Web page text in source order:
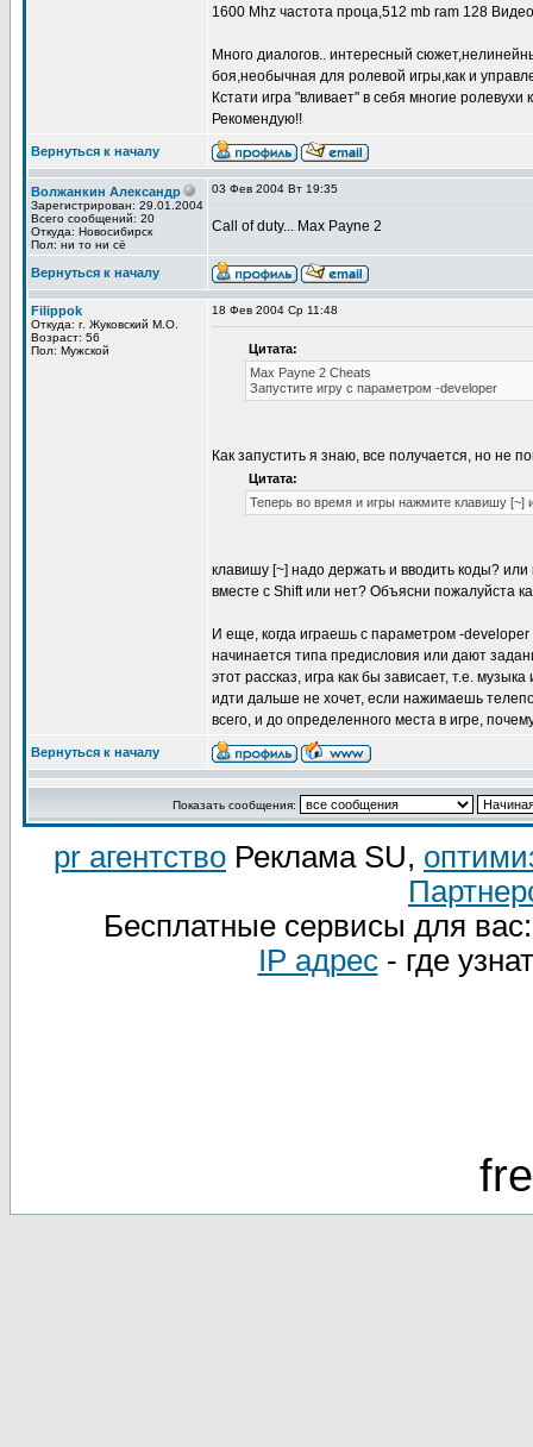
1600 Mhz частота проца,512 mb ram 128
Много диалогов.. интересный
боя,необычная для ролевой игры,как и
Кстати игра "вливает" в себя многие ролевухи
Рекомендую!!
Вернуться к началу
Волжанкин Александр
Зарегистрирован: 29.01.2004
Всего сообщений: 20
Откуда: Новосибирск
Пол: ни то ни сё
03 Фев 2004 Вт 19:35
Call of duty... Max Payne 2
Вернуться к началу
Filippok
Откуда: г. Жуковский М.О.
Возраст: 56
Пол: Мужской
18 Фев 2004 Ср 11:48
Цитата:
Max Payne 2 Cheats
Запустите игру с параметром -developer
Как запустить я знаю, все получается, но не
Цитата:
Теперь во время и игры нажмите клавишу [~]
клавишу [~] надо держать и вводить коды?
вместе с Shift или нет? Объясни пожалуйста
И еще, когда играешь с параметром -
начинается типа предисловия или дают
этот рассказ, игра как бы зависает, т.е.
идти дальше не хочет, если нажимаешь
всего, и до определенного места в игре,
Вернуться к началу
Показать сообщения:
pr агентство Реклама SU,
Бесплатные сервисы для
IP адрес- где